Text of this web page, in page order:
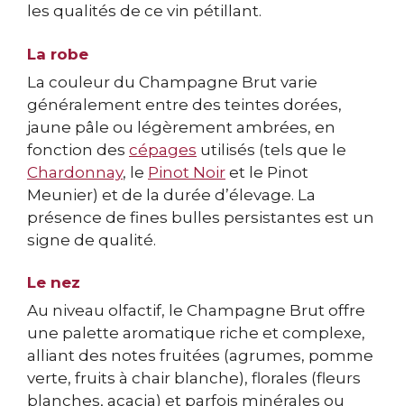
les qualités de ce vin pétillant.
La robe
La couleur du Champagne Brut varie
généralement entre des teintes dorées,
jaune pâle ou légèrement ambrées, en
fonction des cépages utilisés (tels que le
Chardonnay, le Pinot Noir et le Pinot
Meunier) et de la durée d’élevage. La
présence de fines bulles persistantes est un
signe de qualité.
Le nez
Au niveau olfactif, le Champagne Brut offre
une palette aromatique riche et complexe,
alliant des notes fruitées (agrumes, pomme
verte, fruits à chair blanche), florales (fleurs
blanches, acacia) et parfois minérales ou